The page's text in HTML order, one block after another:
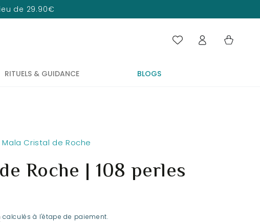
de 29.90€
RITUELS & GUIDANCE BLOGS
ConnexionPanier
Cristal de Roche
Roche | 108 perles
calculés à l'étape de paiement.